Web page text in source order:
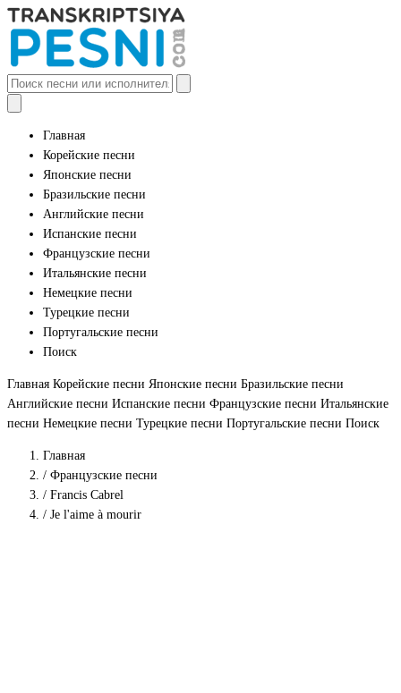
Главная
Корейские песни
Японские песни
Бразильские песни
Английские песни
Испанские песни
Французские песни
Итальянские песни
Немецкие песни
Турецкие песни
Португальские песни
Поиск
Главная Корейские песни Японские песни Бразильские песни
Английские песни Испанские песни Французские песни Итальянские
песни Немецкие песни Турецкие песни Португальские песни Поиск
Главная
/ Французские песни
/ Francis Cabrel
/ Je l'aime à mourir